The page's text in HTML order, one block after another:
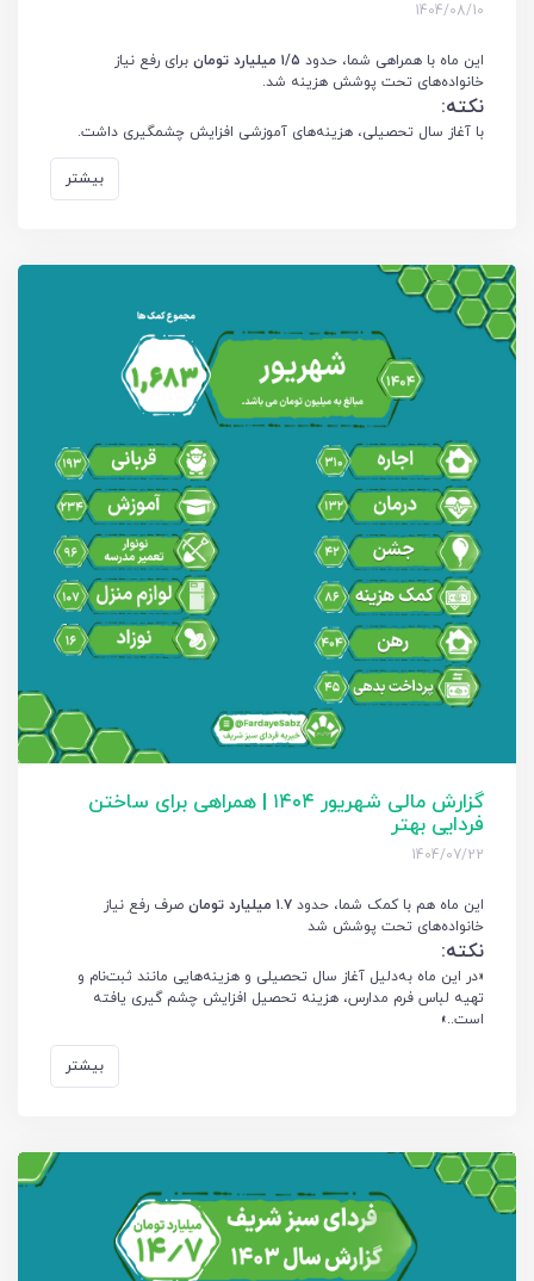
1404/08/10
این ماه با همراهی شما، ‌حدود ۱/۵ میلیارد تومان
برای رفع نیاز
خانواده‌های تحت پوشش هزینه شد.
نکته:
با آغاز سال تحصیلی، هزینه‌های آموزشی افزایش چشمگیری داشت.
بیشتر
گزارش مالی شهریور ۱۴۰۴ | همراهی برای ساختن
فردایی بهتر
1404/07/22
این ماه هم با کمک شما، حدود ۱.۷ میلیارد تومان
صرف رفع نیاز
خانواده‌های تحت پوشش شد
نکته:
«در این ماه به‌دلیل آغاز سال تحصیلی و هزینه‌هایی مانند ثبت‌نام و
تهیه لباس فرم مدارس، هزینه تحصیل افزایش چشم گیری یافته
است..»
بیشتر